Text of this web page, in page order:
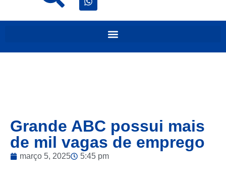
Grande ABC possui mais
de mil vagas de emprego
março 5, 2025 5:45 pm